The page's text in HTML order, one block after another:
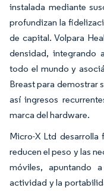
instalada mediante
profundizan la
de capital. Volpara
densidad, integrando
todo el mundo y
Breast para demostrar
así ingresos
marca del hardware.
Micro-X Ltd desarrolla
reducen el peso y las
móviles, apuntando
actividad y la